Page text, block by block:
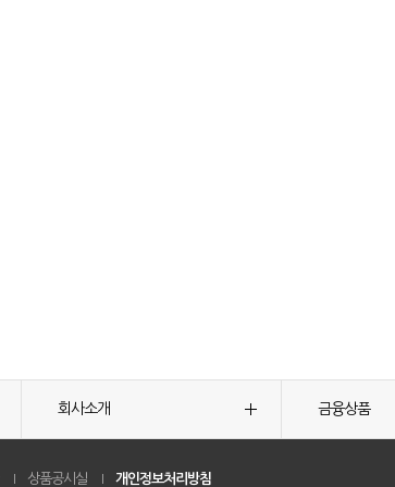
회사소개 금융상품
상품공시실 개인정보처리방침